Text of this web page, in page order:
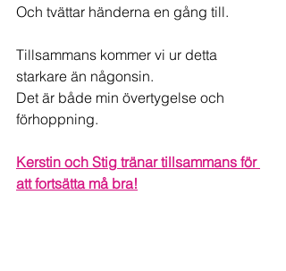
Och tvättar händerna en gång till.
Tillsammans kommer vi ur detta
starkare än någonsin.
Det är både min övertygelse och
förhoppning.
Kerstin och Stig tränar tillsammans för
att fortsätta må bra!